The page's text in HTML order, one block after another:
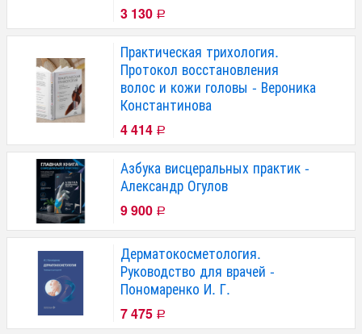
3 130 Р
Практическая трихология.
Протокол восстановления
волос и кожи головы - Вероника
Константинова
4 414 Р
Азбука висцеральных практик -
Александр Огулов
9 900 Р
Дерматокосметология.
Руководство для врачей -
Пономаренко И. Г.
7 475 Р